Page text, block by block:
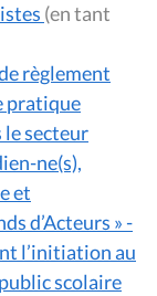
(en tant
règlement
pratique
secteur
ne(s),
et
d’Acteurs » -
l’initiation au
scolaire